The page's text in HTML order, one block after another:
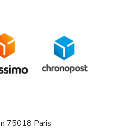
75018 Paris